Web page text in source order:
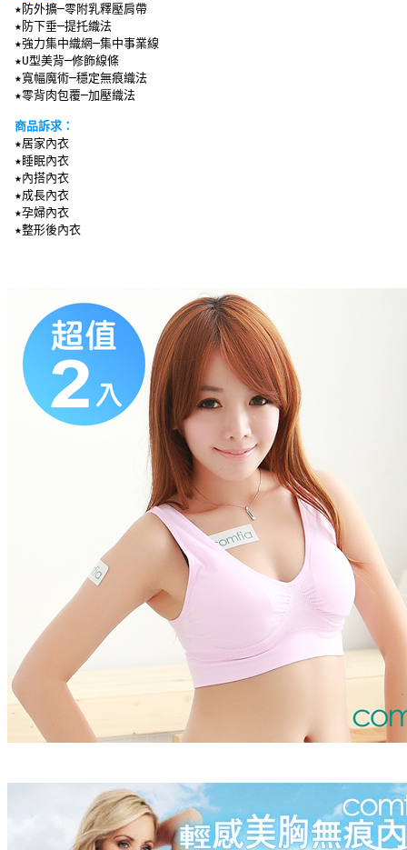
★防外擴─零附乳釋壓肩帶
★防下垂─提托織法
★強力集中織網─集中事業線
★U型美背─修飾線條
★寬幅魔術─穩定無痕織法
★零背肉包覆─加壓織法
商品訴求：
★居家內衣
★睡眠內衣
★內搭內衣
★成長內衣
★孕婦內衣
★整形後內衣